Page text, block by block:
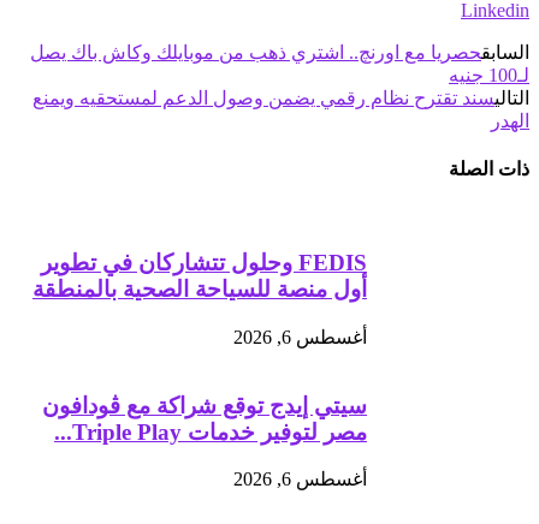
Linkedin
السابقحصريا مع اورنچ.. اشتري ذهب من موبايلك وكاش باك يصل
لـ100 جنيه
التاليسند تقترح نظام رقمي يضمن وصول الدعم لمستحقيه ويمنع
الهدر
ذات الصلة
FEDIS وحلول تتشاركان في تطوير
أول منصة للسياحة الصحية بالمنطقة
أغسطس 6, 2026
سيتي إيدج توقع شراكة مع ڤودافون
مصر لتوفير خدمات Triple Play...
أغسطس 6, 2026